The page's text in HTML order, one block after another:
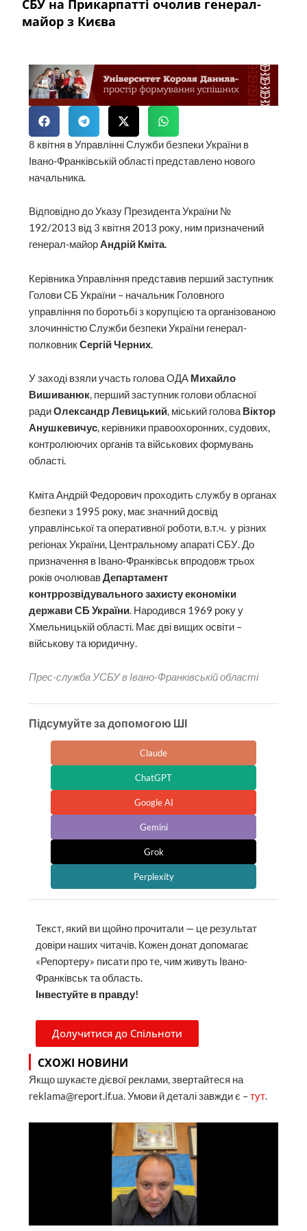
СБУ на Прикарпатті очолив генерал-
майор з Києва
8 квітня в Управлінні Служби безпеки України в
Івано-Франківській області представлено нового
начальника.
Відповідно до Указу Президента України №
192/2013 від 3 квітня 2013 року, ним призначений
генерал-майорАндрій Кміта.
Керівника Управління представив перший заступник
Голови СБ України – начальник Головного
управління по боротьбі з корупцією та організованою
злочинністю Служби безпеки України генерал-
полковникСергій Черних.
У заході взяли участь голова ОДА Михайло
Вишиванюк, перший заступник голови обласної
радиОлександр Левицький, міський голова Віктор
Анушкевичус, керівники правоохоронних, судових,
контролюючих органів та військових формувань
області.
Кміта Андрій Федорович проходить службу в органах
безпеки з 1995 року, має значний досвід
управлінської та оперативної роботи, в.т.ч. у різних
регіонах України, Центральному апараті СБУ. До
призначення в Івано-Франківськ впродовж трьох
років очолювавДепартамент
контррозвідувального захисту економіки
держави СБ України. Народився 1969 року у
Хмельницькій області. Має дві вищих освіти –
військову та юридичну.
Прес-служба УСБУ в Івано-Франківській області
Підсумуйте за допомогою ШІ
Claude
ChatGPT
Google AI
Gemini
Grok
Perplexity
Текст, який ви щойно прочитали — це результат
довіри наших читачів. Кожен донат допомагає
«Репортеру» писати про те, чим живуть Івано-
Франківськ та область.
Інвестуйте в правду!
Долучитися до Спільноти
СХОЖІ НОВИНИ
Якщо шукаєте дієвої реклами, звертайтеся на
reklama@report.if.ua. Умови й деталі завжди є –тут.